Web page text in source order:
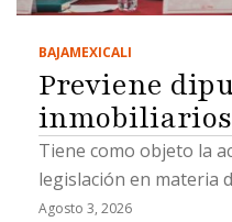
BAJAMEXICALI
Previene
inmobiliarios
Tiene como objeto la
legislación en materia
Agosto 3, 2026